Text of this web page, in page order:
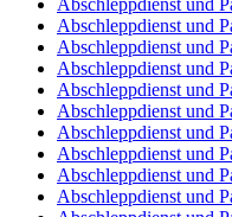
Abschleppdienst und
Abschleppdienst und
Abschleppdienst und
Abschleppdienst und
Abschleppdienst und
Abschleppdienst und
Abschleppdienst und
Abschleppdienst und
Abschleppdienst und